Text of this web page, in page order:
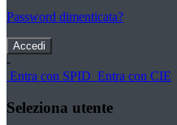
Password dimenticata?
-
Entra con SPID Entra con CIE
Seleziona utente